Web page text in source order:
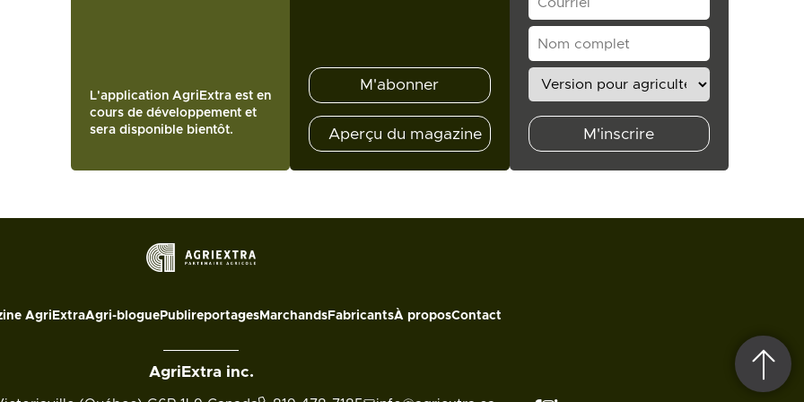
L'application AgriExtra est en
cours de développement et
sera disponible bientôt.
M'abonner
Aperçu du magazine M'inscrire
AgriExtraAgri-blogue Publireportages Marchands FabricantsÀ proposContact
AgriExtra inc.